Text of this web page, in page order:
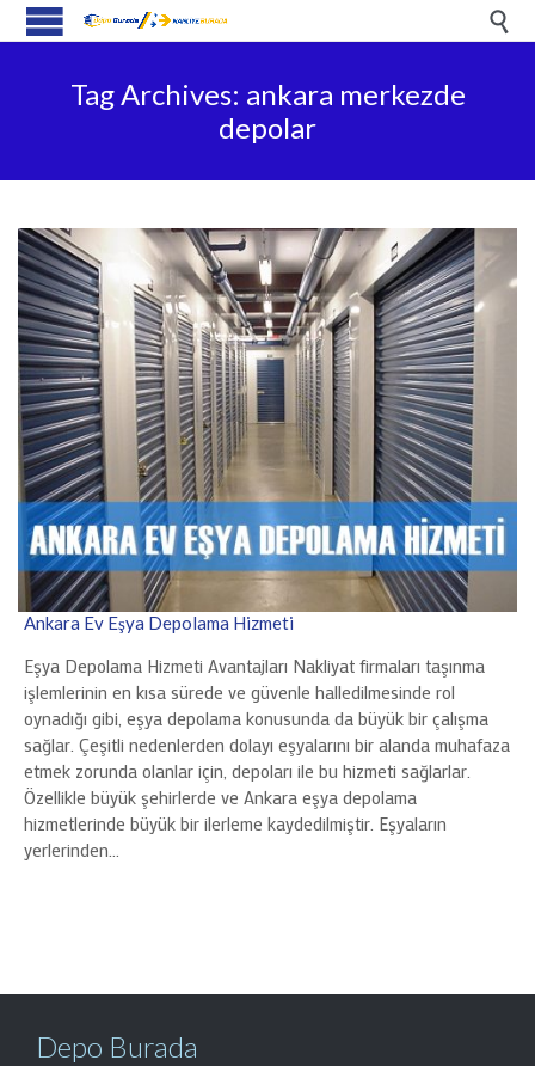

Tag Archives: ankara merkezde
depolar
Ankara Ev Eşya Depolama Hizmeti
Eşya Depolama Hizmeti Avantajları Nakliyat firmaları taşınma
işlemlerinin en kısa sürede ve güvenle halledilmesinde rol
oynadığı gibi, eşya depolama konusunda da büyük bir çalışma
sağlar. Çeşitli nedenlerden dolayı eşyalarını bir alanda muhafaza
etmek zorunda olanlar için, depoları ile bu hizmeti sağlarlar.
Özellikle büyük şehirlerde ve Ankara eşya depolama
hizmetlerinde büyük bir ilerleme kaydedilmiştir. Eşyaların
yerlerinden…
Depo Burada